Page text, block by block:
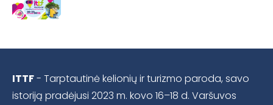
ITTF- Tarptautinė kelionių ir turizmo paroda, savo
istoriją pradėjusi 2023 m. kovo 16–18 d. Varšuvos